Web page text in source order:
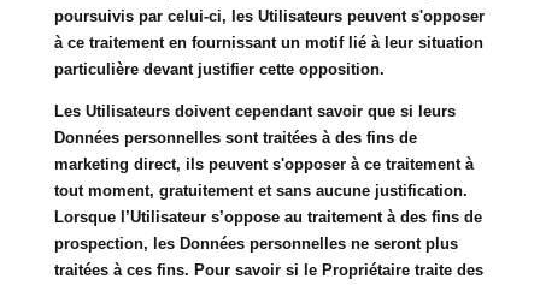
poursuivis par celui-ci, les Utilisateurs peuvent s'opposer
à ce traitement en fournissant un motif lié à leur situation
particulière devant justifier cette opposition.
Les Utilisateurs doivent cependant savoir que si leurs
Données personnelles sont traitées à des fins de
marketing direct, ils peuvent s'opposer à ce traitement à
tout moment, gratuitement et sans aucune justification.
Lorsque l’Utilisateur s’oppose au traitement à des fins de
prospection, les Données personnelles ne seront plus
traitées à ces fins. Pour savoir si le Propriétaire traite des